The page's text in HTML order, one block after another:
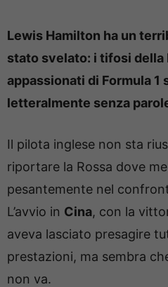
Lewis Hamilton ha un
stato svelato: i tifosi della
appassionati di Formula 1
letteralmente senza
Il pilota inglese non sta
riportare la Rossa dove
pesantemente nel
L’avvio in Cina, con la
aveva lasciato presagire
prestazioni, ma sembra
non va.